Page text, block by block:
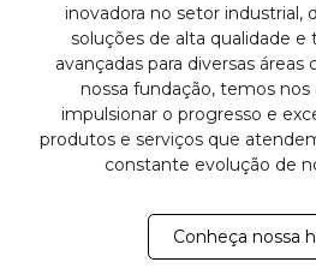
inovadora no setor industrial,
soluções de alta qualidade
avançadas para diversas áreas
nossa fundação, temos
impulsionar o progresso e
produtos e serviços que
constante evolução de
Conheça nossa